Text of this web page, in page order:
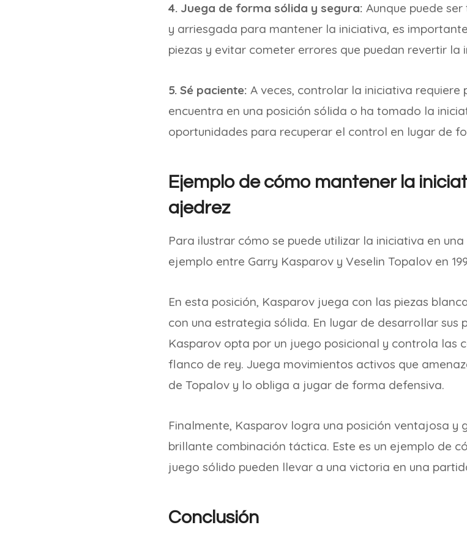
4. Juega de forma sólida y segura: Aunque puede
y arriesgada para mantener la iniciativa, es
piezas y evitar cometer errores que puedan revertir
5. Sé paciente: A veces, controlar la iniciativa requiere
encuentra en una posición sólida o ha tomado la
oportunidades para recuperar el control en lugar de
Ejemplo de cómo mantener la
ajedrez
Para ilustrar cómo se puede utilizar la iniciativa en
ejemplo entre Garry Kasparov y Veselin Topalov en
En esta posición, Kasparov juega con las piezas
con una estrategia sólida. En lugar de desarrollar sus
Kasparov opta por un juego posicional y controla las
flanco de rey. Juega movimientos activos que
de Topalov y lo obliga a jugar de forma defensiva.
Finalmente, Kasparov logra una posición ventajosa y
brillante combinación táctica. Este es un ejemplo de
juego sólido pueden llevar a una victoria en una
Conclusión